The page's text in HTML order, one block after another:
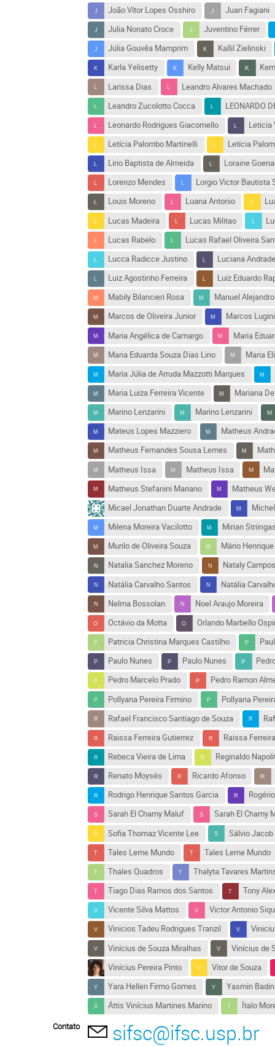
João Vítor Lopes Osshiro
Juan Fagiani
Julia Nonato Croce
Juventino Férrer
Júlia Gouvêa Mamprim
Kallil Zielinski
Karla Yelisetty
Kelly Matsui
Larissa Dias
Leandro Alvares Machado
Leandro Zucolotto Cocca
LEONARDO
Leonardo Rodrigues Giacomello
Leticia
Letícia Palombo Martinelli
Letícia
Lirio Baptista de Almeida
Loraine
Lorenzo Mendes
Lorgio Victor Bautista
Louis Moreno
Luana Antonio
Lucas Madeira
Lucas Militao
Lucas Rabelo
Lucas Rafael Oliveira
Lucca Radicce Justino
Luciana
Luiz Agostinho Ferreira
Luiz Eduardo
Mabily Bilancieri Rosa
Manuel
Marcos de Oliveira Junior
Marcos
Maria Angélica de Camargo
Maria
Maria Eduarda Souza Dias Lino
Maria
Maria Júlia de Arruda Mazzotti Marques
Maria Luiza Ferreira Vicente
Mariana
Marino Lenzarini
Marino Lenzarini
Mateus Lopes Mazziero
Matheus
Matheus Fernandes Sousa Lemes
Matheus Issa
Matheus Issa
Matheus Stefanini Mariano
Matheus
Micael Jonathan Duarte Andrade
Milena Moreira Vacilotto
Mirian
Murilo de Oliveira Souza
Mário
Natalia Sanchez Moreno
Nataly Campos
Natália Carvalho Santos
Natália
Nelma Bossolan
Noel Araujo Moreira
Octávio da Motta
Orlando Marbello
Patricia Christina Marques Castilho
Paulo Nunes
Paulo Nunes
Pedro Marcelo Prado
Pedro Ramon
Pollyana Pereira Firmino
Pollyana
Rafael Francisco Santiago de Souza
Raissa Ferreira Gutierrez
Raissa
Rebeca Vieira de Lima
Reginaldo
Renato Moysés
Ricardo Afonso
Rodrigo Henrique Santos Garcia
Sarah El Chamy Maluf
Sarah El Chamy
Sofia Thomaz Vicente Lee
Sálvio Jacob
Tales Leme Mundo
Tales Leme Mundo
Thales Quadros
Thalyta Tavares
Tiago Dias Ramos dos Santos
Tony
Vicente Silva Mattos
Victor Antonio
Vinicios Tadeu Rodrigues Tranzil
Vinícius de Souza Miralhas
Vinícius de
Vinícius Pereira Pinto
Vitor de Souza
Yara Hellen Firmo Gomes
Yasmin
Áttis Vinícius Martines Marino
Ítalo
Contato sifsc@ifsc.usp.br